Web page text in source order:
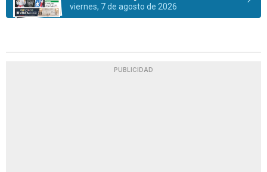
viernes, 7 de agosto de 2026
PUBLICIDAD